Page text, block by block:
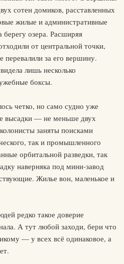
сотен домиков, расставленных
жилые и административные
берегу озера. Расширяя
от центральной точки,
перевалили за его вершину.
лишь несколько
боксы.
четко, но само судно уже
высадки — не меньше двух
заняты поисками
так и промышленного
орбитальной разведки, так
наверняка под мини-завод
Жилье вон, маленькое и
редко такое доверие
А тут любой заходи, бери что
— у всех всё одинаковое, а